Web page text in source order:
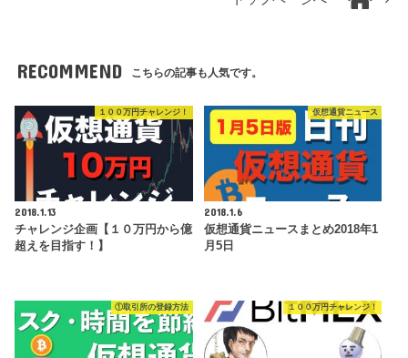
RECOMMEND こちらの記事も人気です。
１００万円チャレンジ！
2018.1.13
チャレンジ企画【１０万円から億
超えを目指す！】
仮想通貨ニュース
2018.1.6
仮想通貨ニュースまとめ2018年1
月5日
①取引所の登録方法 １００万円チャレンジ！